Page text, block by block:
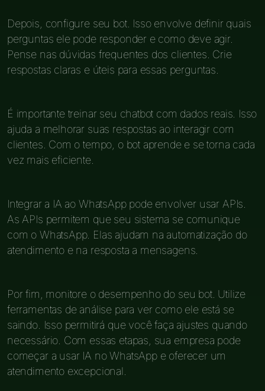
Depois, configure seu bot. Isso envolve definir quais
perguntas ele pode responder e como deve agir.
Pense nas dúvidas frequentes dos clientes. Crie
respostas claras e úteis para essas perguntas.
É importante treinar seu chatbot com dados reais. Isso
ajuda a melhorar suas respostas ao interagir com
clientes. Com o tempo, o bot aprende e se torna cada
vez mais eficiente.
Integrar a IA ao WhatsApp pode envolver usar APIs.
As APIs permitem que seu sistema se comunique
com o WhatsApp. Elas ajudam na automatização do
atendimento e na resposta a mensagens.
Por fim, monitore o desempenho do seu bot. Utilize
ferramentas de análise para ver como ele está se
saindo. Isso permitirá que você faça ajustes quando
necessário. Com essas etapas, sua empresa pode
começar a usar IA no WhatsApp e oferecer um
atendimento excepcional.